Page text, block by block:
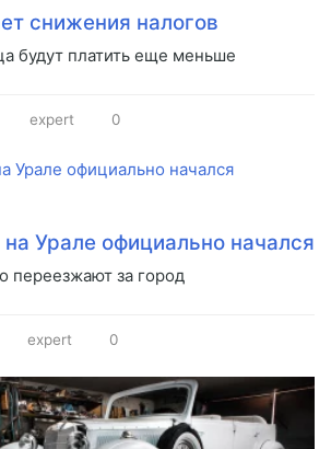
снижения налогов
будут платить еще меньше
expert 0
Урале официально начался
переезжают за город
expert 0